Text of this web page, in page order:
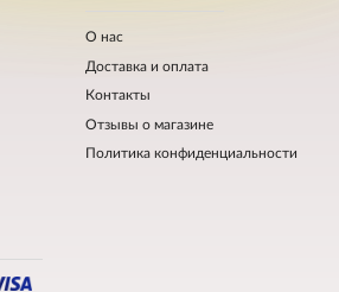
О нас
Доставка и оплата
Контакты
Отзывы о магазине
Политика конфиденциальности